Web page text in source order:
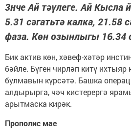
3нче Ай тәүлеге. Ай
5.31 сәгатьтә калка, 21.58
фаза. Көн озынлыгы 16.34
Бик актив көн, хәвеф-хәтәр
бәйле. Бүген чирләп китү ихтыяр
булмавын күрсәтә. Башка
алдырырга, чәч кистерергә
арытмаска кирәк.
Прополис мае